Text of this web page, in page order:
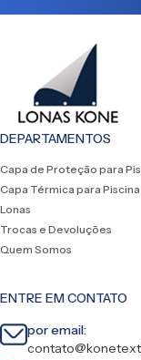
DEPARTAMENTOS
Capa de Proteção para
Capa Térmica para Piscina
Lonas
Trocas e Devoluções
Quem Somos
ENTRE EM CONTATO
por email: